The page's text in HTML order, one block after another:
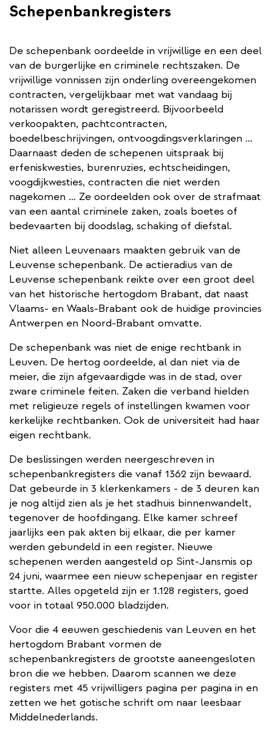
Schepenbankregisters
De schepenbank oordeelde in vrijwillige en een deel
van de burgerlijke en criminele rechtszaken. De
vrijwillige vonnissen zijn onderling overeengekomen
contracten, vergelijkbaar met wat vandaag bij
notarissen wordt geregistreerd. Bijvoorbeeld
verkoopakten, pachtcontracten,
boedelbeschrijvingen, ontvoogdingsverklaringen …
Daarnaast deden de schepenen uitspraak bij
erfeniskwesties, burenruzies, echtscheidingen,
voogdijkwesties, contracten die niet werden
nagekomen … Ze oordeelden ook over de strafmaat
van een aantal criminele zaken, zoals boetes of
bedevaarten bij doodslag, schaking of diefstal.
Niet alleen Leuvenaars maakten gebruik van de
Leuvense schepenbank. De actieradius van de
Leuvense schepenbank reikte over een groot deel
van het historische hertogdom Brabant, dat naast
Vlaams- en Waals-Brabant ook de huidige provincies
Antwerpen en Noord-Brabant omvatte.
De schepenbank was niet de enige rechtbank in
Leuven. De hertog oordeelde, al dan niet via de
meier, die zijn afgevaardigde was in de stad, over
zware criminele feiten. Zaken die verband hielden
met religieuze regels of instellingen kwamen voor
kerkelijke rechtbanken. Ook de universiteit had haar
eigen rechtbank.
De beslissingen werden neergeschreven in
schepenbankregisters die vanaf 1362 zijn bewaard.
Dat gebeurde in 3 klerkenkamers - de 3 deuren kan
je nog altijd zien als je het stadhuis binnenwandelt,
tegenover de hoofdingang. Elke kamer schreef
jaarlijks een pak akten bij elkaar, die per kamer
werden gebundeld in een register. Nieuwe
schepenen werden aangesteld op Sint-Jansmis op
24 juni, waarmee een nieuw schepenjaar en register
startte. Alles opgeteld zijn er 1.128 registers, goed
voor in totaal 950.000 bladzijden.
Voor die 4 eeuwen geschiedenis van Leuven en het
hertogdom Brabant vormen de
schepenbankregisters de grootste aaneengesloten
bron die we hebben. Daarom scannen we deze
registers met 45 vrijwilligers pagina per pagina in en
zetten we het gotische schrift om naar leesbaar
Middelnederlands.